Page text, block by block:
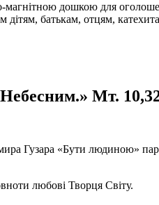
магнітною дошкою для
батькам, отцям,
Мт.
Гузара «Бути людиною»
любові Творця Світу.